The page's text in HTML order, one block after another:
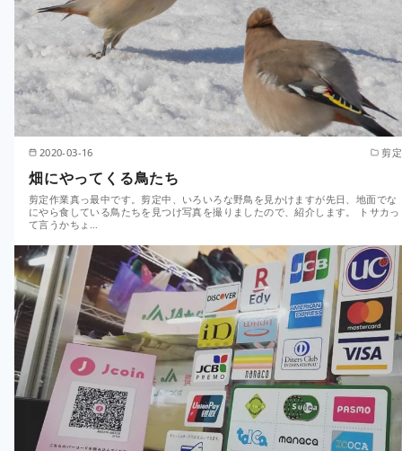
2020-03-16 剪定
畑にやってくる鳥たち
剪定作業真っ最中です。剪定中、いろいろな野鳥を見かけますが先日、地面でな
にやら食している鳥たちを見つけ写真を撮りましたので、紹介します。 トサカっ
て言うかちょ…